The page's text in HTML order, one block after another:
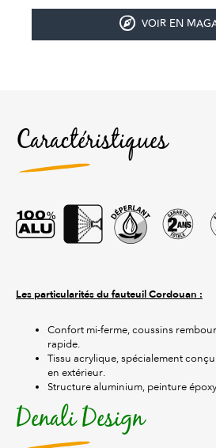
VOIR EN
Caractéristiques
Les particularités du fauteuil Cordouan :
Confort mi-ferme, coussins
rapide.
Tissu acrylique, spécialement
en extérieur.
Structure aluminium, peinture
Denali Design